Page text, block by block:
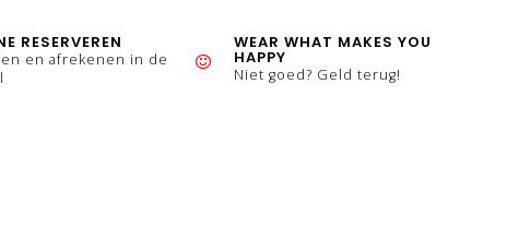
RESERVEREN
en afrekenen in de
WEAR WHAT MAKES YOU
HAPPY
Niet goed? Geld terug!